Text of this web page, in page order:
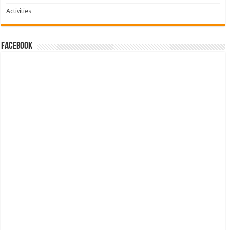
Activities
facebook